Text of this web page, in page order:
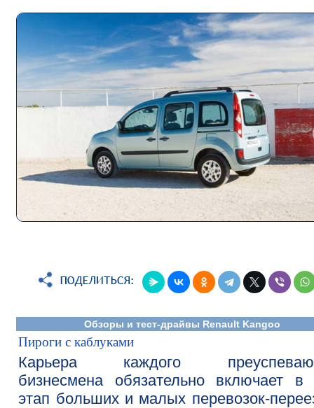
Обзоры и тест-драйвы Renault Kangoo
Пироги с каблуками
Карьера каждого
бизнесмена обязательно включает в
этап больших и малых перевозок-